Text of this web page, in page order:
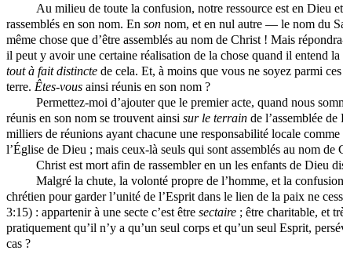
Au milieu de toute la confusion, notre ressource est en Dieu
rassemblés en son nom. En son nom, et en nul autre — le nom du
même chose que d’être assemblés au nom de Christ ! Mais
il peut y avoir une certaine réalisation de la chose quand il entend
tout à fait distincte de cela. Et, à moins que vous ne soyez parmi
terre. Êtes-vous ainsi réunis en son nom ?
Permettez-moi d’ajouter que le premier acte, quand nous
réunis en son nom se trouvent ainsi sur le terrain de l’assemblée de
milliers de réunions ayant chacune une responsabilité locale
l’Église de Dieu ; mais ceux-là seuls qui sont assemblés au nom de
Christ est mort afin de rassembler en un les enfants de Dieu
Malgré la chute, la volonté propre de l’homme, et la
chrétien pour garder l’unité de l’Esprit dans le lien de la paix ne
3:15) : appartenir à une secte c’est être sectaire ; être charitable, et
pratiquement qu’il n’y a qu’un seul corps et qu’un seul Esprit,
cas ?